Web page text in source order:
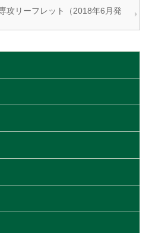
攻リーフレット（2018年6月発